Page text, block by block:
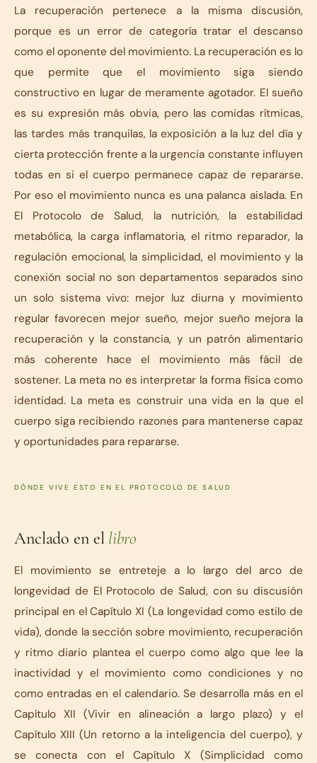
La recuperación pertenece a la misma discusión,
porque es un error de categoría tratar el descanso
como el oponente del movimiento. La recuperación es lo
que permite que el movimiento siga siendo
constructivo en lugar de meramente agotador. El sueño
es su expresión más obvia, pero las comidas rítmicas,
las tardes más tranquilas, la exposición a la luz del día y
cierta protección frente a la urgencia constante influyen
todas en si el cuerpo permanece capaz de repararse.
Por eso el movimiento nunca es una palanca aislada. En
El Protocolo de Salud, la nutrición, la estabilidad
metabólica, la carga inflamatoria, el ritmo reparador, la
regulación emocional, la simplicidad, el movimiento y la
conexión social no son departamentos separados sino
un solo sistema vivo: mejor luz diurna y movimiento
regular favorecen mejor sueño, mejor sueño mejora la
recuperación y la constancia, y un patrón alimentario
más coherente hace el movimiento más fácil de
sostener. La meta no es interpretar la forma física como
identidad. La meta es construir una vida en la que el
cuerpo siga recibiendo razones para mantenerse capaz
y oportunidades para repararse.
DÓNDE VIVE ESTO EN EL PROTOCOLO DE SALUD
Anclado en el libro
El movimiento se entreteje a lo largo del arco de
longevidad de El Protocolo de Salud, con su discusión
principal en el Capítulo XI (La longevidad como estilo de
vida), donde la sección sobre movimiento, recuperación
y ritmo diario plantea el cuerpo como algo que lee la
inactividad y el movimiento como condiciones y no
como entradas en el calendario. Se desarrolla más en el
Capítulo XII (Vivir en alineación a largo plazo) y el
Capítulo XIII (Un retorno a la inteligencia del cuerpo), y
se conecta con el Capítulo X (Simplicidad como